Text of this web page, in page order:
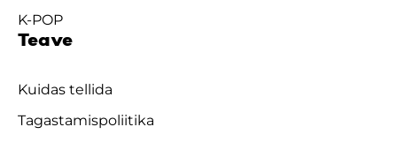
K-POP
Teave
Kuidas tellida
Tagastamispoliitika